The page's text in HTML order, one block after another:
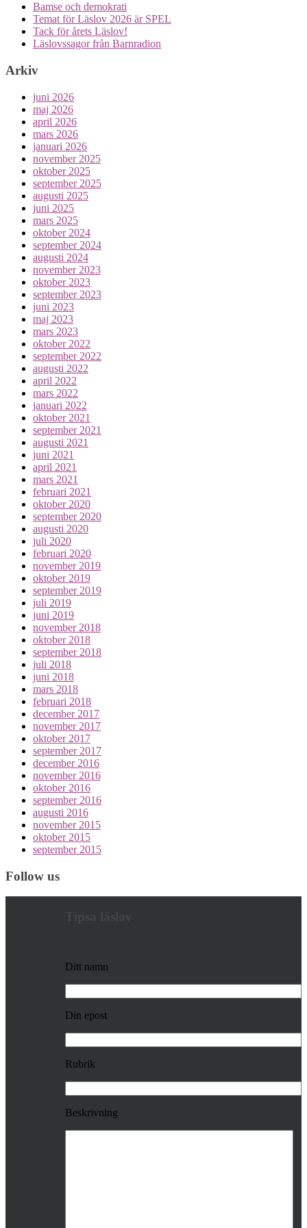
Bamse och demokrati
Temat för Läslov 2026 är SPEL
Tack för årets Läslov!
Läslovssagor från Barnradion
Arkiv
juni 2026
maj 2026
april 2026
mars 2026
januari 2026
november 2025
oktober 2025
september 2025
augusti 2025
juni 2025
mars 2025
oktober 2024
september 2024
augusti 2024
november 2023
oktober 2023
september 2023
juni 2023
maj 2023
mars 2023
oktober 2022
september 2022
augusti 2022
april 2022
mars 2022
januari 2022
oktober 2021
september 2021
augusti 2021
juni 2021
april 2021
mars 2021
februari 2021
oktober 2020
september 2020
augusti 2020
juli 2020
februari 2020
november 2019
oktober 2019
september 2019
juli 2019
juni 2019
november 2018
oktober 2018
september 2018
juli 2018
juni 2018
mars 2018
februari 2018
december 2017
november 2017
oktober 2017
september 2017
december 2016
november 2016
oktober 2016
september 2016
augusti 2016
november 2015
oktober 2015
september 2015
Follow us
Ditt namn
Din epost
Rubrik
Beskrivning